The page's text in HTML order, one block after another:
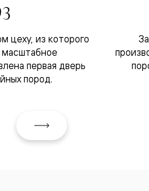
цеху, из которого
масштабное
первая дверь
пород.